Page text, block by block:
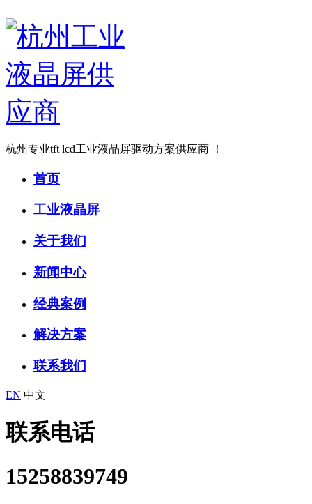
杭州专业tft lcd工业液晶屏驱动方案供应商 ！
首页
工业液晶屏
关于我们
新闻中心
经典案例
解决方案
联系我们
EN 中文
联系电话
15258839749